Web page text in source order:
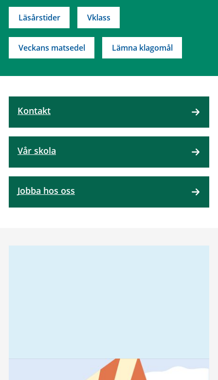
Läsårstider Vklass
Veckans matsedel Lämna klagomål
Kontakt
Vår skola
Jobba hos oss